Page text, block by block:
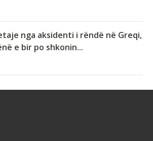
nga aksidenti i rëndë në Greqi,
e bir po shkonin...